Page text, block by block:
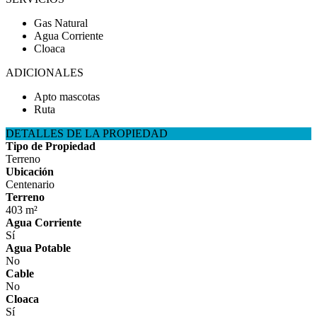
Gas Natural
Agua Corriente
Cloaca
ADICIONALES
Apto mascotas
Ruta
DETALLES DE LA PROPIEDAD
Tipo de Propiedad
Terreno
Ubicación
Centenario
Terreno
403 m²
Agua Corriente
Sí
Agua Potable
No
Cable
No
Cloaca
Sí